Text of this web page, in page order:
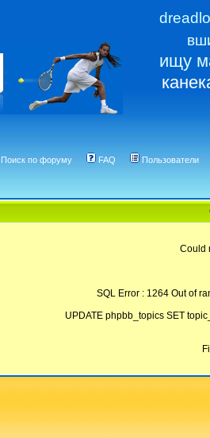
ищу
Поиск по форуму FAQ Пользователи
Could
SQL Error : 1264 Out of
UPDATE phpbb_topics SET